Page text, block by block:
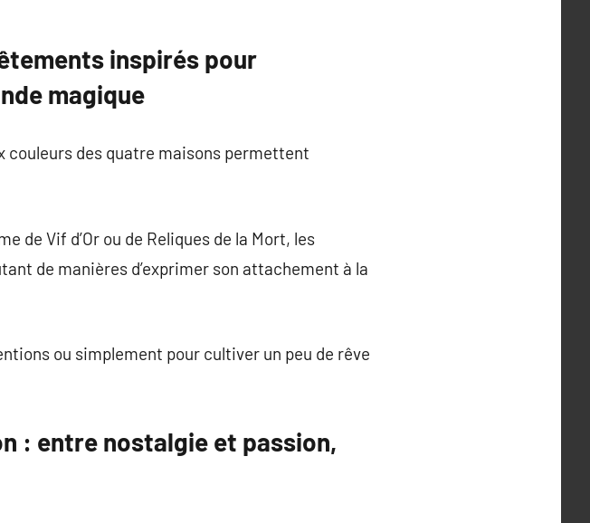
inspirés pour
magique
couleurs des quatre maisons permettent
de Vif d’Or ou de Reliques de la Mort, les
de manières d’exprimer son attachement à la
ou simplement pour cultiver un peu de rêve
: entre nostalgie et passion,